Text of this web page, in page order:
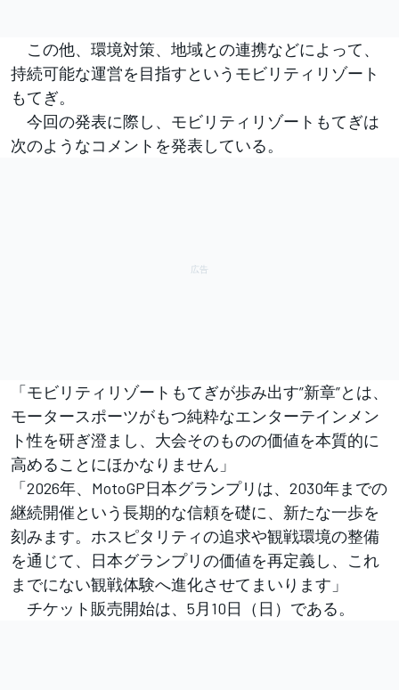
この他、環境対策、地域との連携などによって、
持続可能な運営を目指すというモビリティリゾート
もてぎ。
今回の発表に際し、モビリティリゾートもてぎは
次のようなコメントを発表している。
「モビリティリゾートもてぎが歩み出す”新章”とは、
モータースポーツがもつ純粋なエンターテインメン
ト性を研ぎ澄まし、大会そのものの価値を本質的に
⾼めることにほかなりません」
「2026年、MotoGP日本グランプリは、2030年までの
継続開催という⻑期的な信頼を礎に、新たな⼀歩を
刻みます。ホスピタリティの追求や観戦環境の整備
を通じて、日本グランプリの価値を再定義し、これ
までにない観戦体験へ進化させてまいります」
チケット販売開始は、5月10日（日）である。